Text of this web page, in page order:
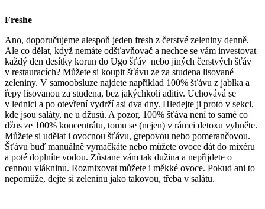
Freshe
Ano, doporučujeme alespoň jeden fresh z čerstvé zeleniny denně.
Ale co dělat, když nemáte odšťavňovač a nechce se vám investovat
každý den desítky korun do Ugo šťáv nebo jiných čerstvých šťáv
v restauracích? Můžete si koupit šťávu ze za studena lisované
zeleniny. V samoobsluze najdete například 100% šťávu z jablka a
řepy lisovanou za studena, bez jakýchkoli aditiv. Uchovává se
v lednici a po otevření vydrží asi dva dny. Hledejte ji proto v sekci,
kde jsou saláty, ne u džusů. A pozor, 100% šťáva není to samé co
džus ze 100% koncentrátu, tomu se (nejen) v rámci detoxu vyhněte.
Můžete si udělat i ovocnou šťávu, grepovou nebo pomerančovou.
Šťávu buď manuálně vymačkáte nebo můžete ovoce dát do mixéru
a poté doplníte vodou. Zůstane vám tak dužina a nepřijdete o
cennou vlákninu. Rozmixovat můžete i měkké ovoce. Pokud ani to
nepomůže, dejte si zeleninu jako takovou, třeba v salátu.